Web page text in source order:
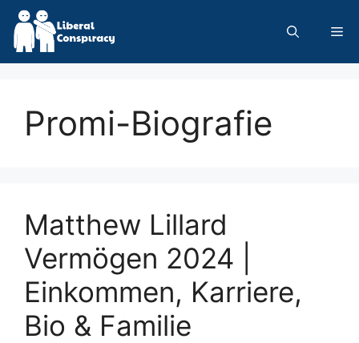
Skip
content
Promi-Biografie
Matthew Lillard
Vermögen 2024 |
Einkommen, Karriere,
Bio & Familie